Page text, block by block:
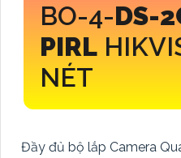
BO-4-DS-
PIRL
NÉT
Đầy đủ bộ lắp Camera